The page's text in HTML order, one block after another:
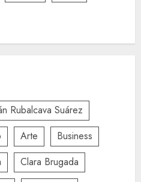
Rubalcava Suárez
Arte
Business
Clara Brugada